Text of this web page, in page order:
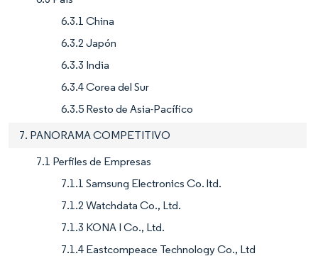
6.3.1 China
6.3.2 Japón
6.3.3 India
6.3.4 Corea del Sur
6.3.5 Resto de Asia-Pacífico
7. PANORAMA COMPETITIVO
7.1 Perfiles de Empresas
7.1.1 Samsung Electronics Co. ltd.
7.1.2 Watchdata Co., Ltd.
7.1.3 KONA I Co., Ltd.
7.1.4 Eastcompeace Technology Co., Ltd